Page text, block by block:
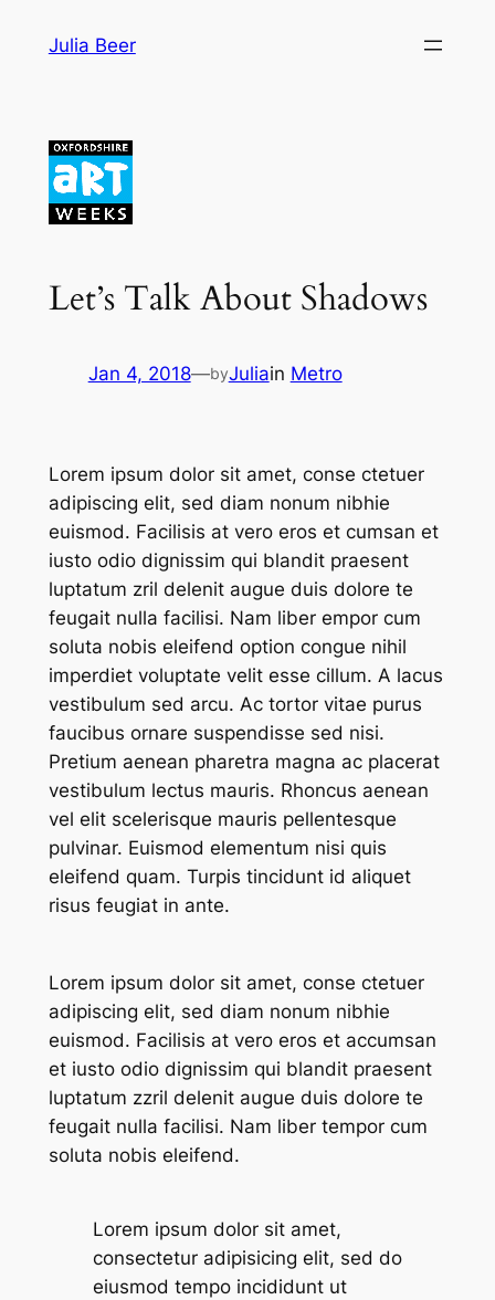
Julia Beer
Let’s Talk About Shadows
Jan 4, 2018—byJuliain Metro
Lorem ipsum dolor sit amet, conse ctetuer
adipiscing elit, sed diam nonum nibhie
euismod. Facilisis at vero eros et cumsan et
iusto odio dignissim qui blandit praesent
luptatum zril delenit augue duis dolore te
feugait nulla facilisi. Nam liber empor cum
soluta nobis eleifend option congue nihil
imperdiet voluptate velit esse cillum. A lacus
vestibulum sed arcu. Ac tortor vitae purus
faucibus ornare suspendisse sed nisi.
Pretium aenean pharetra magna ac placerat
vestibulum lectus mauris. Rhoncus aenean
vel elit scelerisque mauris pellentesque
pulvinar. Euismod elementum nisi quis
eleifend quam. Turpis tincidunt id aliquet
risus feugiat in ante.
Lorem ipsum dolor sit amet, conse ctetuer
adipiscing elit, sed diam nonum nibhie
euismod. Facilisis at vero eros et accumsan
et iusto odio dignissim qui blandit praesent
luptatum zzril delenit augue duis dolore te
feugait nulla facilisi. Nam liber tempor cum
soluta nobis eleifend.
Lorem ipsum dolor sit amet,
consectetur adipisicing elit, sed do
eiusmod tempo incididunt ut